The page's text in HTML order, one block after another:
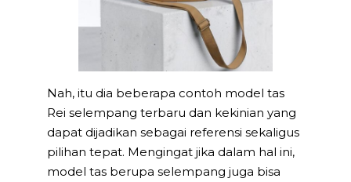
Nah, itu dia beberapa contoh model tas
Rei selempang terbaru dan kekinian yang
dapat dijadikan sebagai referensi sekaligus
pilihan tepat. Mengingat jika dalam hal ini,
model tas berupa selempang juga bisa